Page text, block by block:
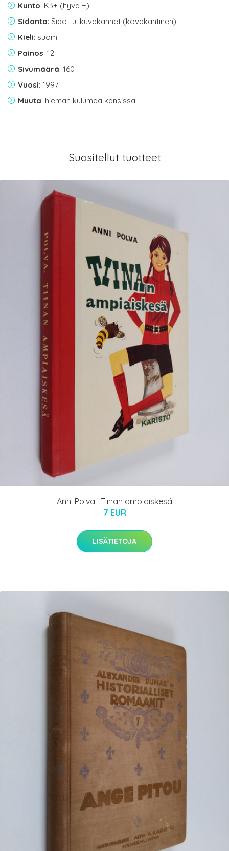
Kunto: K3+ (hyvä +)
Sidonta: Sidottu, kuvakannet (kovakantinen)
Kieli: suomi
Painos: 12
Sivumäärä: 160
Vuosi: 1997
Muuta: hieman kulumaa kansissa
Suositellut tuotteet
Anni Polva : Tiinan ampiaiskesä
7 EUR
LISÄTIETOJA